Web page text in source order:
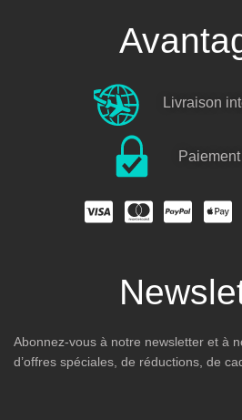
Livraison
Abonnez-vous à notre newsletter et à
d’offres spéciales, de réductions, de